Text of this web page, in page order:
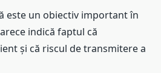
este un obiectiv important în
indică faptul că
și că riscul de transmitere a